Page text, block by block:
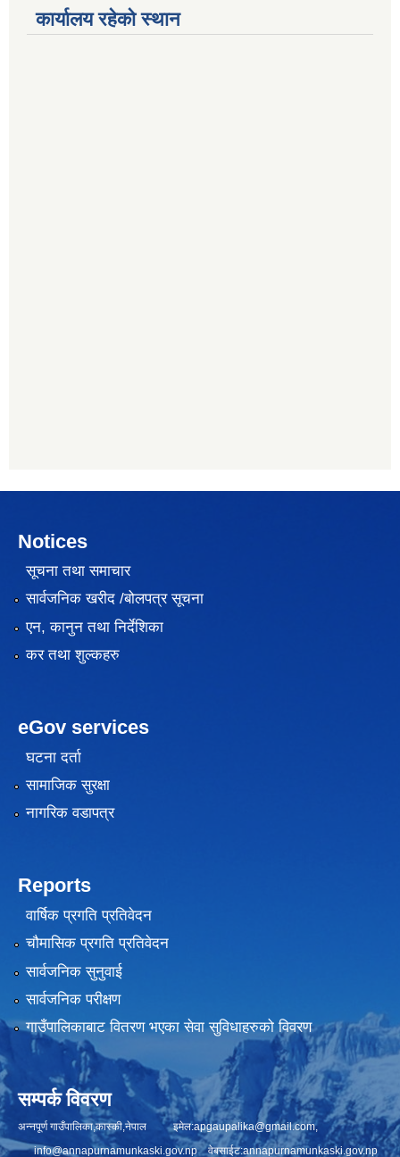
कार्यालय रहेको स्थान
Notices
सूचना तथा समाचार
सार्वजनिक खरीद /बोलपत्र सूचना
एन, कानुन तथा निर्देशिका
कर तथा शुल्कहरु
eGov services
घटना दर्ता
सामाजिक सुरक्षा
नागरिक वडापत्र
Reports
वार्षिक प्रगति प्रतिवेदन
चौमासिक प्रगति प्रतिवेदन
सार्वजनिक सुनुवाई
सार्वजनिक परीक्षण
गाउँपालिकाबाट वितरण भएका सेवा सुविधाहरुको विवरण
सम्पर्क विवरण
अन्नपूर्ण गाउँपालिका,कास्की,नेपाल इमेल:apgaupalika@gmail.com,
info@annapurnamunkaski.gov.npवेबसाईट:annapurnamunkaski.gov.np